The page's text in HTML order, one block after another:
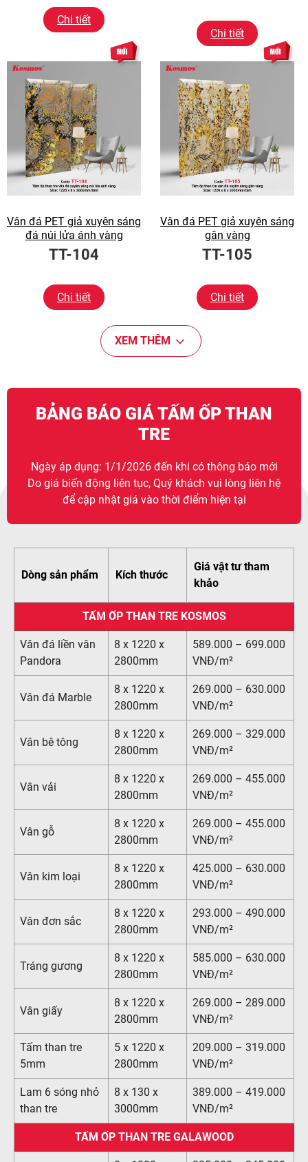
Chi tiết
Chi tiết
Vân đá PET giả xuyên sáng
đá núi lửa ánh vàng
TT-104
Chi tiết
Vân đá PET giả xuyên sáng
gân vàng
TT-105
Chi tiết
XEM THÊM
BẢNG BÁO GIÁ TẤM ỐP THAN
TRE
Ngày áp dụng: 1/1/2026 đến khi có thông báo mới
Do giá biến động liên tục, Quý khách vui lòng liên hệ
để cập nhật giá vào thời điểm hiện tại
Dòng sản phẩm Kích thước
Giá vật tư tham
khảo
TẤM ỐP THAN TRE KOSMOS
Vân đá liền vân
Pandora
8 x 1220 x
2800mm
589.000 – 699.000
VNĐ/m²
Vân đá Marble
8 x 1220 x
2800mm
269.000 – 630.000
VNĐ/m²
Vân bê tông
8 x 1220 x
2800mm
269.000 – 329.000
VNĐ/m²
Vân vải
8 x 1220 x
2800mm
269.000 – 455.000
VNĐ/m²
Vân gỗ
8 x 1220 x
2800mm
269.000 – 455.000
VNĐ/m²
Vân kim loại
8 x 1220 x
2800mm
425.000 – 630.000
VNĐ/m²
Vân đơn sắc
8 x 1220 x
2800mm
293.000 – 490.000
VNĐ/m²
Tráng gương
8 x 1220 x
2800mm
585.000 – 630.000
VNĐ/m²
Vân giấy
8 x 1220 x
2800mm
269.000 – 289.000
VNĐ/m²
Tấm than tre
5mm
5 x 1220 x
2800mm
209.000 – 319.000
VNĐ/m²
Lam 6 sóng nhỏ
than tre
8 x 130 x
3000mm
389.000 – 419.000
VNĐ/m²
TẤM ỐP THAN TRE GALAWOOD